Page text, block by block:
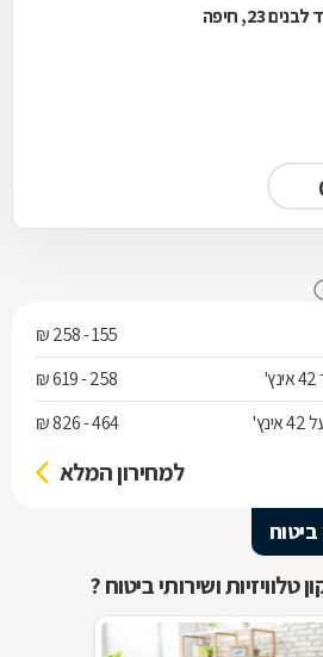
23, חיפה
155 - 258 ₪
258 - 619 ₪
464 - 826 ₪
למחירון המלא
ביטוח
ושירותי ביטוח ?